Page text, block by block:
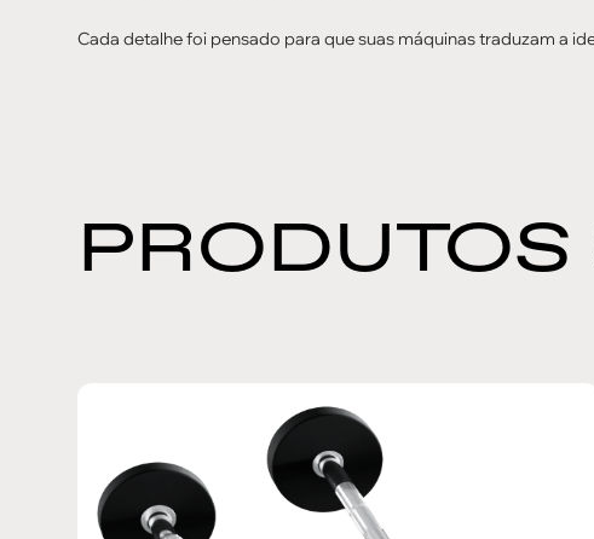
Cada detalhe foi pensado para que suas máquinas traduzam a